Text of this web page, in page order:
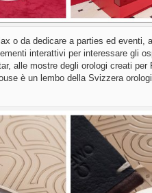
o da dedicare a parties ed eventi,
interattivi per interessare gli
alle mostre degli orologi creati per
è un lembo della Svizzera